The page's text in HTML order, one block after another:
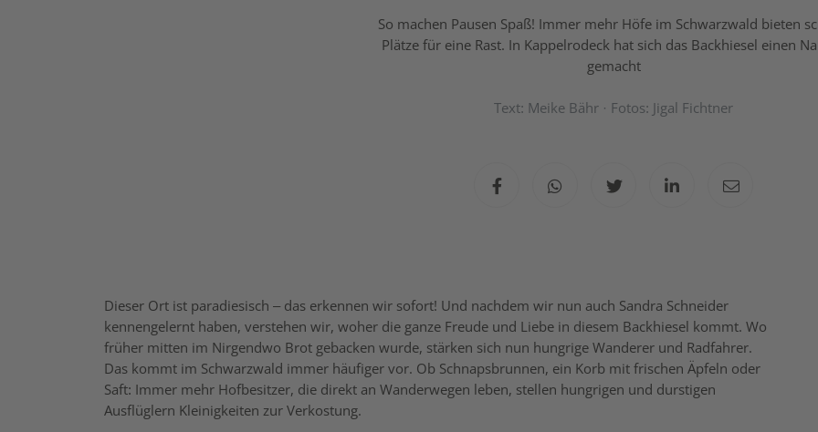
So machen Pausen Spaß! Immer mehr Höfe im Schwarzwald bieten
Plätze für eine Rast. In Kappelrodeck hat sich das Backhiesel einen
gemacht
Text: Meike Bähr · Fotos: Jigal Fichtner
Dieser Ort ist paradiesisch – das erkennen wir sofort! Und nachdem wir nun auch Sandra Schneider
kennengelernt haben, verstehen wir, woher die ganze Freude und Liebe in diesem Backhiesel kommt. Wo
früher mitten im Nirgendwo Brot gebacken wurde, stärken sich nun hungrige Wanderer und Radfahrer.
Das kommt im Schwarzwald immer häufiger vor. Ob Schnapsbrunnen, ein Korb mit frischen Äpfeln oder
Saft: Immer mehr Hofbesitzer, die direkt an Wanderwegen leben, stellen hungrigen und durstigen
Ausflüglern Kleinigkeiten zur Verkostung.